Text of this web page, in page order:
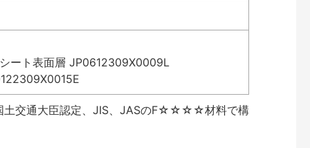
ート表面層 JP0612309X0009L
土交通大臣認定、JIS、JASのF☆☆☆☆材料で構